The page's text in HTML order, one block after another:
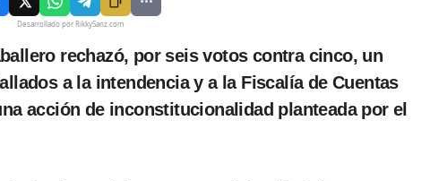
Desarrollado por RikkySanz.com
a la intendencia y a la Fiscalía de Cuentas
acción de inconstitucionalidad planteada por el